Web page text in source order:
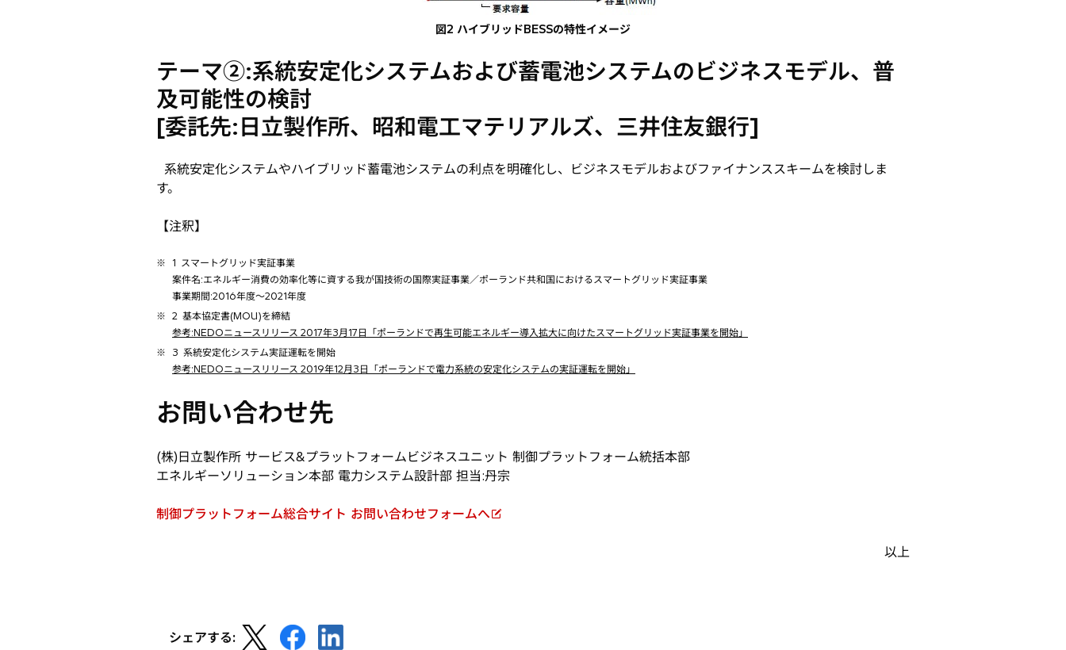
図2 ハイブリッドBESSの特性イメージ
テーマ②:系統安定化システムおよび蓄電池システムのビジネスモデル、普
及可能性の検討
[委託先:日立製作所、昭和電工マテリアルズ、三井住友銀行]
系統安定化システムやハイブリッド蓄電池システムの利点を明確化し、ビジネスモデルおよびファイナンススキームを検討しま
す。
【注釈】
※
1 スマートグリッド実証事業
案件名:エネルギー消費の効率化等に資する我が国技術の国際実証事業／ポーランド共和国におけるスマートグリッド実証事業
事業期間:2016年度〜2021年度
※ 2 基本協定書(MOU)を締結
参考:NEDOニュースリリース 2017年3月17日「ポーランドで再生可能エネルギー導入拡大に向けたスマートグリッド実証事業を開始」
※
3 系統安定化システム実証運転を開始
参考:NEDOニュースリリース 2019年12月3日「ポーランドで電力系統の安定化システムの実証運転を開始」
お問い合わせ先
(株)日立製作所 サービス&プラットフォームビジネスユニット 制御プラットフォーム統括本部
エネルギーソリューション本部 電力システム設計部 担当:丹宗
制御プラットフォーム総合サイト お問い合わせフォームへ
新
以上
シェアする:
新